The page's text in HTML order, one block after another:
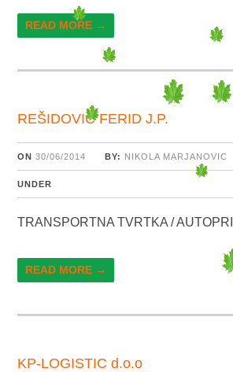
READ MORE →
REŠIDOVIĆ FERID J.P.
ON 30/06/2014 BY: NIKOLA MARJANOVIC
UNDER
TRANSPORTNA TVRTKA /
READ MORE →
KP-LOGISTIC d.o.o